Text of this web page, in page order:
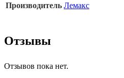
Производитель Лемакс
Отзывы
Отзывов пока нет.